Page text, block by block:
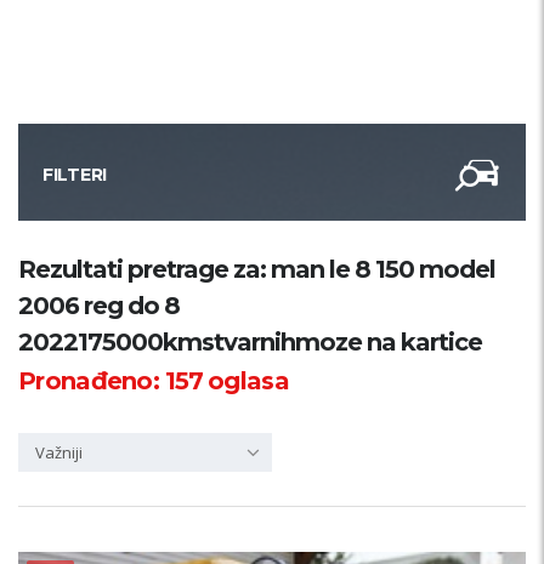
FILTERI
Kategorija
Županija
Samo sa slikom
Rezultati pretrage za: man le 8 150 model
2006 reg do 8
2022175000kmstvarnihmoze na kartice
Pronađeno: 157oglasa
Važniji